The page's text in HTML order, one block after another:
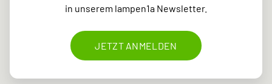
in unserem lampen1a Newsletter.
JETZT ANMELDEN